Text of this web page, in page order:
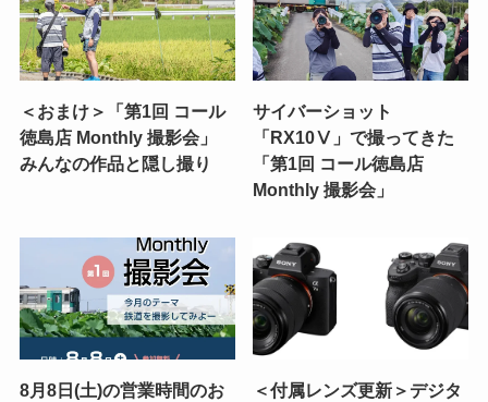
＜おまけ＞「第1回 コール
徳島店 Monthly 撮影会」
みんなの作品と隠し撮り
サイバーショット
「RX10Ⅴ」で撮ってきた
「第1回 コール徳島店
Monthly 撮影会」
8月8日(土)の営業時間のお
＜付属レンズ更新＞デジタ